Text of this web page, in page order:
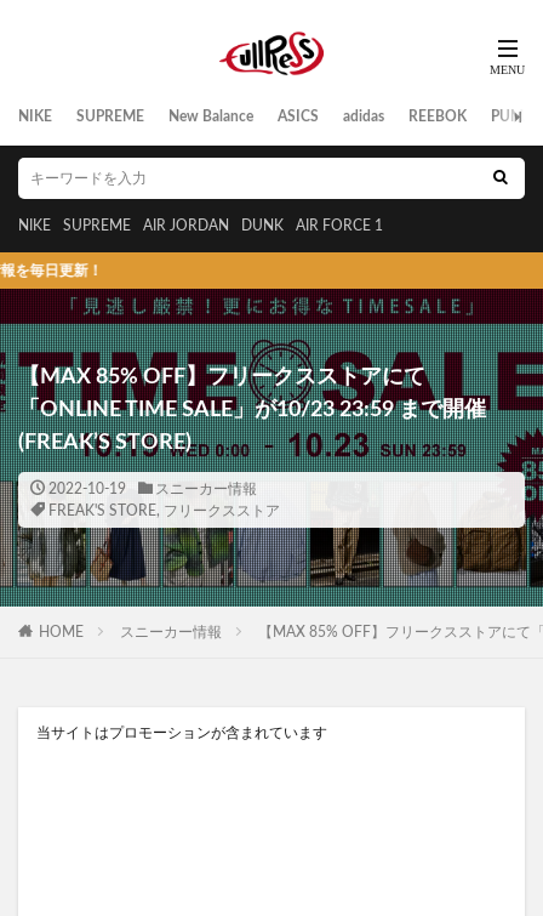
NIKE SUPREME New Balance ASICS adidas REEBOK PUMA
NIKE SUPREME AIR JORDAN DUNK AIR FORCE 1
！
【MAX 85% OFF】フリークスストアにて
「ONLINE TIME SALE」が10/23 23:59 まで開催
(FREAK’S STORE)
2022-10-19
スニーカー情報
FREAK'S STORE, フリークスストア
HOME スニーカー情報 【MAX 85% OFF】フリークスストアにて
当サイトはプロモーションが含まれています